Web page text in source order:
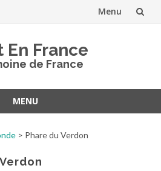
Menu
En France
de France
MENU
> Phare du Verdon